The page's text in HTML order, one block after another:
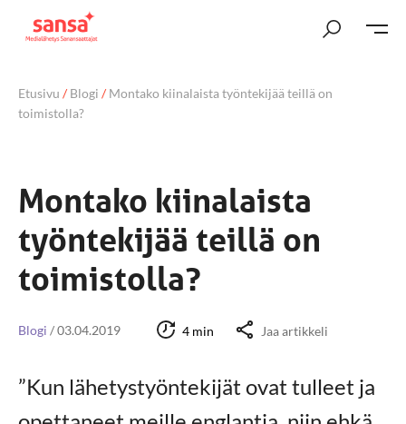
Etusivu /Blogi /Montako kiinalaista työntekijää teillä on
toimistolla?
Montako kiinalaista
työntekijää teillä on
toimistolla?
Blogi /03.04.2019 4 min Jaa artikkeli
”Kun lähetystyöntekijät ovat tulleet ja